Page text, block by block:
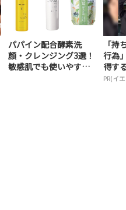
パパイン配合酵素洗
顔・クレンジング3選！
敏感肌でも使いやすい
「持
行為
得す
PR(イ